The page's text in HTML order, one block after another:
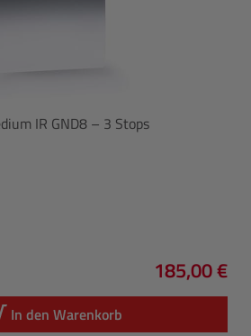
IR GND8 – 3 Stops
Regulärer
185,00 €
In den Warenkorb